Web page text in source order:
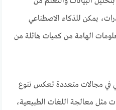
يمكن للذكاء الاصطناعي
الهامة من كميات هائلة من
في مجالات متعددة تعكس تنوع
مثل معالجة اللغات الطبيعية،